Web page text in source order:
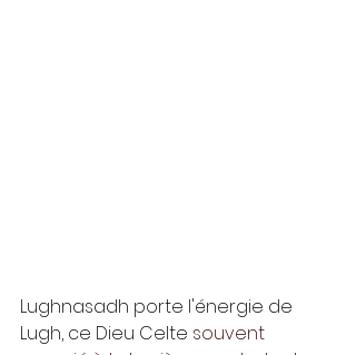
Lughnasadh porte l'énergie de
Lugh, ce Dieu Celte souvent